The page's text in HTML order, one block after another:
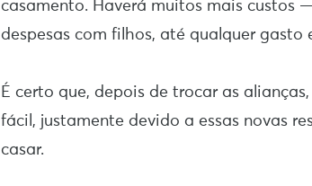
casamento. Haverá muitos mais custos
despesas com filhos, até qualquer gasto
É certo que, depois de trocar as
fácil, justamente devido a essas novas
casar.